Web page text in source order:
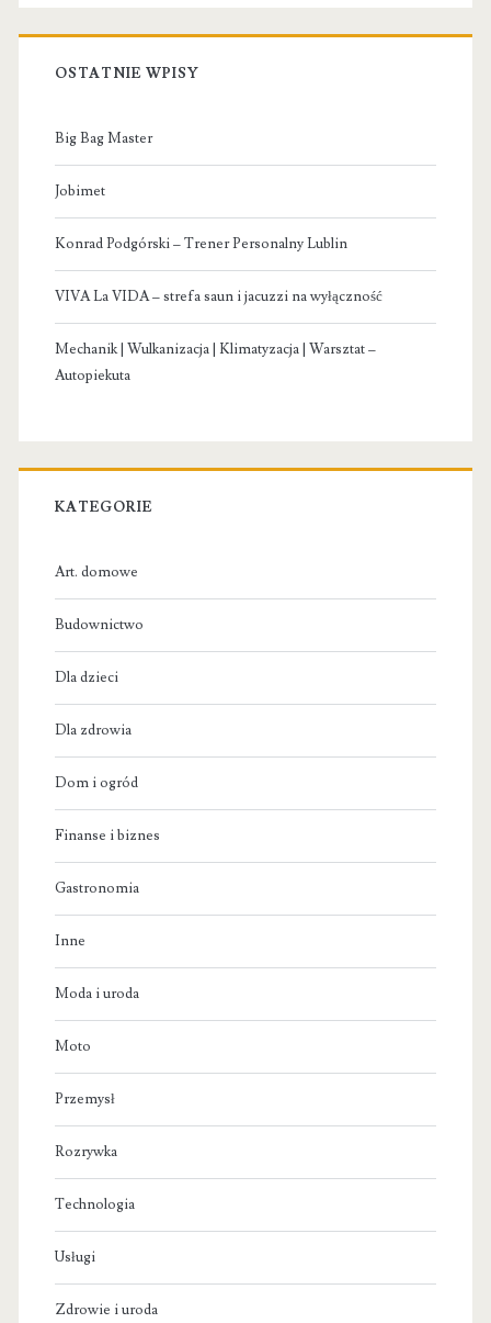
OSTATNIE WPISY
Big Bag Master
Jobimet
Konrad Podgórski – Trener Personalny Lublin
VIVA La VIDA – strefa saun i jacuzzi na wyłączność
Mechanik | Wulkanizacja | Klimatyzacja | Warsztat –
Autopiekuta
KATEGORIE
Art. domowe
Budownictwo
Dla dzieci
Dla zdrowia
Dom i ogród
Finanse i biznes
Gastronomia
Inne
Moda i uroda
Moto
Przemysł
Rozrywka
Technologia
Usługi
Zdrowie i uroda